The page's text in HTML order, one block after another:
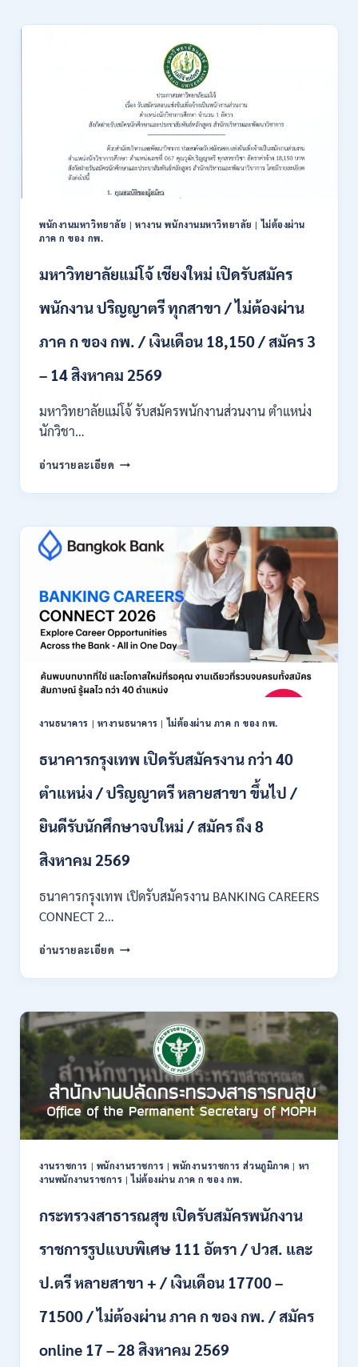
สิงหาคม
สมัคร
ข้าราชการ
28
/
ปวส.
ป.ตรี
สาขา
สมัคร
ONLINE
ก.ค.
19
2569
พนักงานมหาวิทยาลัย |หางาน พนักงานมหาวิทยาลัย |ไม่ต้องผ่าน
ภาค ก ของ กพ.
มหาวิทยาลัยแม่โจ้ เชียงใหม่ เปิดรับสมัคร
พนักงาน ปริญญาตรี ทุกสาขา / ไม่ต้องผ่าน
ภาค ก ของ กพ. / เงินเดือน 18,150 / สมัคร 3
– 14 สิงหาคม 2569
มหาวิทยาลัยแม่โจ้ รับสมัครพนักงานส่วนงาน ตำแหน่ง
นักวิชา…
อ่านรายละเอียด มหาวิทยาลัย
โจ้
เปิด
รับ
สมัคร
ปริญญา
ตรี
ทุก
สาขา
/
ไม่
ต้อง
กพ.
เงิน
18,150
สมัคร
–
งานธนาคาร | หางานธนาคาร |ไม่ต้องผ่าน ภาค ก ของ กพ.
ธนาคารกรุงเทพ เปิดรับสมัครงาน กว่า 40
ตำแหน่ง / ปริญญาตรี หลายสาขา ขึ้นไป /
ยินดีรับนักศึกษาจบใหม่ / สมัคร ถึง 8
สิงหาคม 2569
ธนาคารกรุงเทพ เปิดรับสมัครงาน BANKING CAREERS
CONNECT 2…
อ่านรายละเอียด ธนาคาร
เปิด
สมัคร
งาน
40
ตำแหน่ง
/
ปริญญา
ตรี
หลาย
ขึ้น
ไป
ยินดี
นักศึกษา
ใหม่
สมัคร
8
งานราชการ | พนักงานราชการ |พนักงานราชการ ส่วนภูมิภาค | หา
งานพนักงานราชการ |ไม่ต้องผ่าน ภาค ก ของ กพ.
กระทรวงสาธารณสุข เปิดรับสมัครพนักงาน
ราชการรูปแบบพิเศษ 111 อัตรา / ปวส. และ
ป.ตรี หลายสาขา + / เงินเดือน 17700 –
71500 / ไม่ต้องผ่าน ภาค ก ของ กพ. / สมัคร
online 17 – 28 สิงหาคม 2569